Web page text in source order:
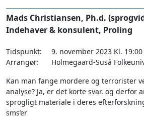
Mads Christiansen, Ph.d.
Indehaver & konsulent, Proling
Tidspunkt:
9. november 2023 Kl. 19:00
Arrangør:
Holmegaard-Suså
Kan man fange mordere og terrorister
analyse? Ja, er det korte svar. og derfor
sprogligt materiale i deres
sms’er